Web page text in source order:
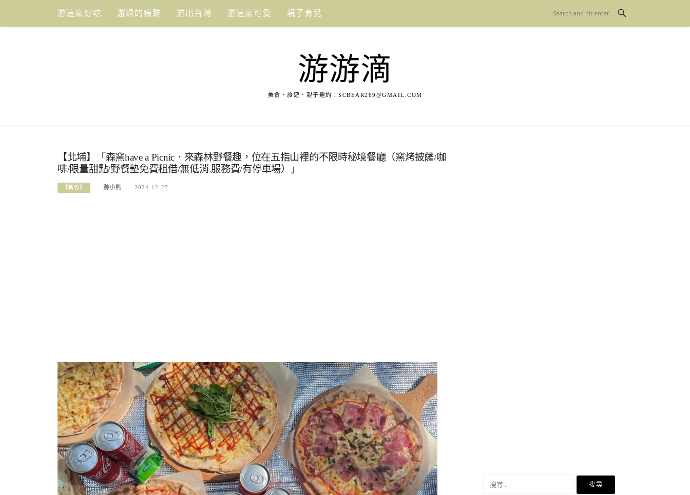
content
游這麼好吃 游過的痕跡 游出台灣 游這麼可愛 親子育兒
游游滴
美食．旅遊．親子邀約： SCBEAR269@GMAIL.COM
【北埔】「森窯have a Picnic．來森林野餐趣，位在五指山裡的不限時秘境餐廳（窯烤披薩/咖
啡/限量甜點/野餐墊免費租借/無低消.服務費/有停車場）」
【新竹】 游小熊 2024-12-27